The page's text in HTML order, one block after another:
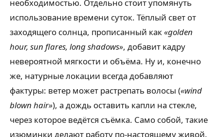
необходимостью. Отдельно стоит упомянуть
использование времени суток. Тёплый свет от
заходящего солнца, прописанный как«golden
hour, sun flares, long shadows», добавит кадру
невероятной мягкости и объёма. Ну и, конечно
же, натурные локации всегда добавляют
фактуры: ветер может растрепать волосы («wind
blown hair»), а дождь оставить капли на стекле,
через которое ведётся съёмка. Само собой, такие
изюминки делают работу по-настоящему живой.